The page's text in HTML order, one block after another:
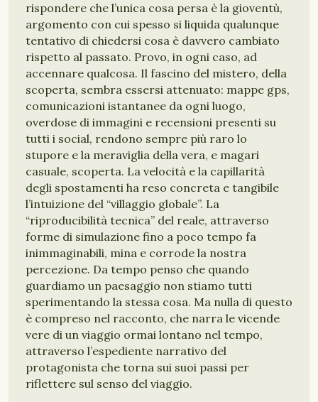
rispondere che l’unica cosa persa è la gioventù,
argomento con cui spesso si liquida qualunque
tentativo di chiedersi cosa è davvero cambiato
rispetto al passato. Provo, in ogni caso, ad
accennare qualcosa. Il fascino del mistero, della
scoperta, sembra essersi attenuato: mappe gps,
comunicazioni istantanee da ogni luogo,
overdose di immagini e recensioni presenti su
tutti i social, rendono sempre più raro lo
stupore e la meraviglia della vera, e magari
casuale, scoperta. La velocità e la capillarità
degli spostamenti ha reso concreta e tangibile
l’intuizione del “villaggio globale”. La
“riproducibilità tecnica” del reale, attraverso
forme di simulazione fino a poco tempo fa
inimmaginabili, mina e corrode la nostra
percezione. Da tempo penso che quando
guardiamo un paesaggio non stiamo tutti
sperimentando la stessa cosa. Ma nulla di questo
è compreso nel racconto, che narra le vicende
vere di un viaggio ormai lontano nel tempo,
attraverso l’espediente narrativo del
protagonista che torna sui suoi passi per
riflettere sul senso del viaggio.